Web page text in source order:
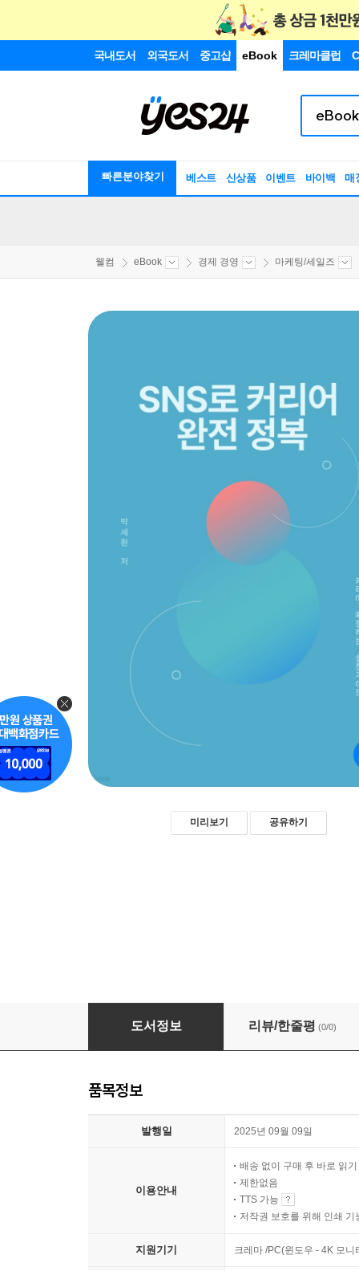
국내도서 외국도서 중고샵 eBook 크레마클럽
빠른분야찾기 베스트 신상품 이벤트 바이백 매
웰컴 eBook 경제 경영 마케팅/세일즈
미리보기 공유하기
SNS로 커리어 완전 정복
도서정보 리뷰/한줄평 (0/0)
품목정보
발행일 2025년 09월 09일
이용안내
배송 없이 구매 후 바로 읽기
제한없음
TTS 가능
저작권 보호를 위해 인쇄 기
지원기기 크레마 /PC(윈도우 - 4K 모